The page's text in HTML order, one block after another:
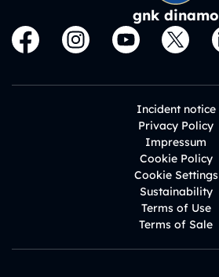
gnk dinamo
Incident notice
Privacy Policy
Impressum
Cookie Policy
Cookie Settings
Sustainability
Terms of Use
Terms of Sale